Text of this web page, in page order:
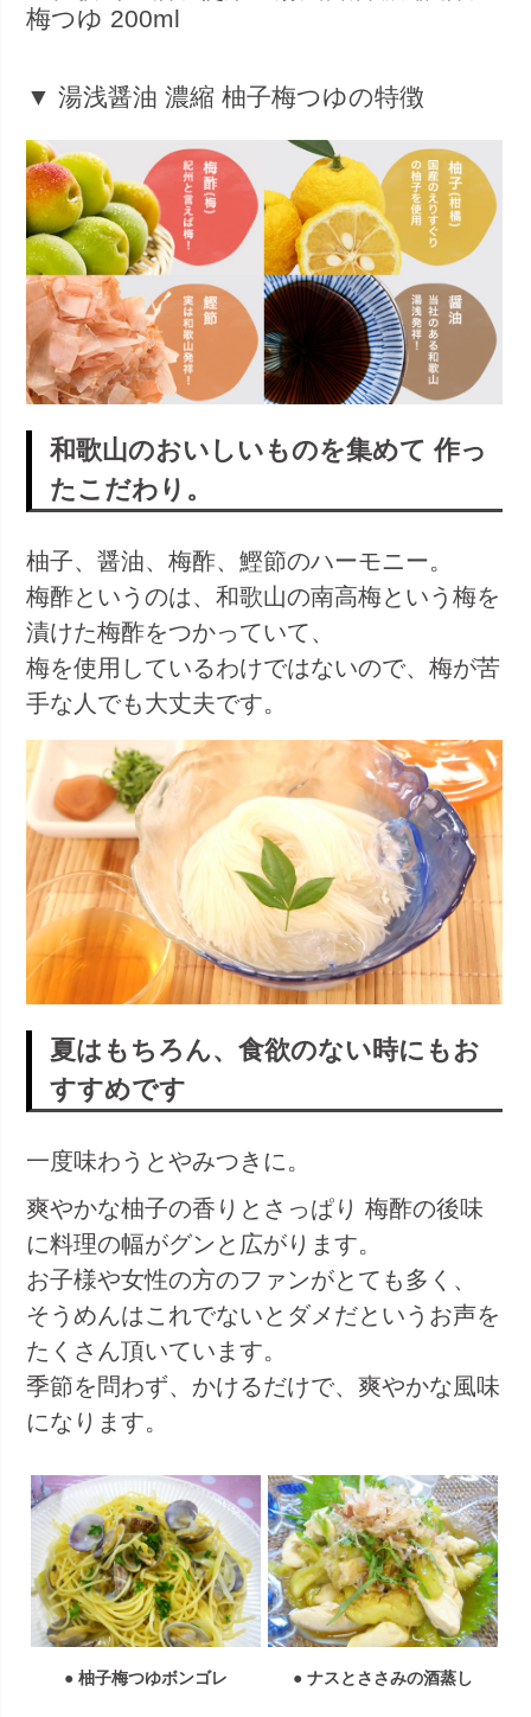
梅つゆ 200ml
▼ 湯浅醤油 濃縮 柚子梅つゆの特徴
和歌山のおいしいものを集めて 作っ
たこだわり。
柚子、醤油、梅酢、鰹節のハーモニー。
梅酢というのは、和歌山の南高梅という梅を
漬けた梅酢をつかっていて、
梅を使用しているわけではないので、梅が苦
手な人でも大丈夫です。
夏はもちろん、食欲のない時にもお
すすめです
一度味わうとやみつきに。
爽やかな柚子の香りとさっぱり 梅酢の後味
に料理の幅がグンと広がります。
お子様や女性の方のファンがとても多く、
そうめんはこれでないとダメだというお声を
たくさん頂いています。
季節を問わず、かけるだけで、爽やかな風味
になります。
● 柚子梅つゆボンゴレ ● ナスとささみの酒蒸し